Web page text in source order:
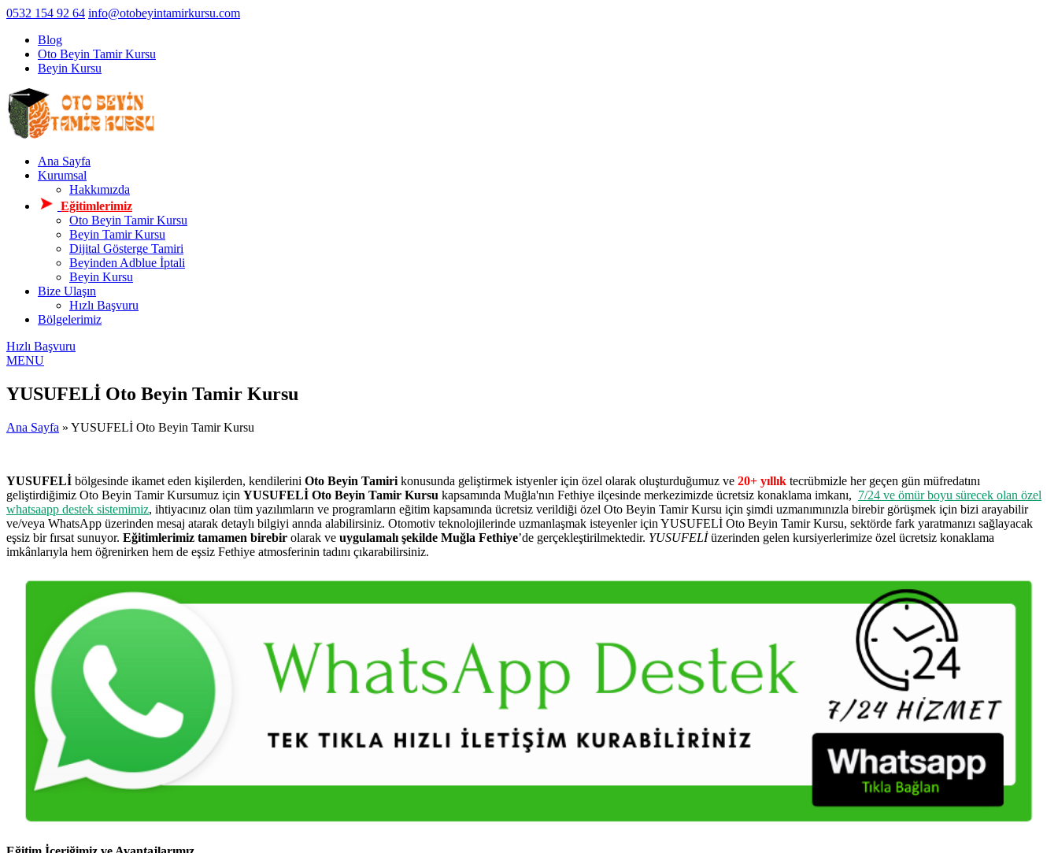
0532 154 92 64 info@otobeyintamirkursu.com
Blog
Oto Beyin Tamir Kursu
Beyin Kursu
Ana Sayfa
Kurumsal
Hakkımızda
Eğitimlerimiz
Oto Beyin Tamir Kursu
Beyin Tamir Kursu
Dijital Gösterge Tamiri
Beyinden Adblue İptali
Beyin Kursu
Bize Ulaşın
Hızlı Başvuru
Bölgelerimiz
Hızlı Başvuru
MENU
YUSUFELİ Oto Beyin Tamir Kursu
Ana Sayfa » YUSUFELİ Oto Beyin Tamir Kursu
YUSUFELİ bölgesinde ikamet eden kişilerden, kendilerini Oto Beyin Tamiri konusunda geliştirmek istyenler için özel olarak oluşturduğumuz ve 20+ yıllık tecrübmizle her geçen gün müfredatını
geliştirdiğimiz Oto Beyin Tamir Kursumuz için YUSUFELİ Oto Beyin Tamir Kursu kapsamında Muğla'nın Fethiye ilçesinde merkezimizde ücretsiz konaklama imkanı, 7/24 ve ömür boyu sürecek olan özel
whatsaapp destek sistemimiz, ihtiyacınız olan tüm yazılımların ve programların eğitim kapsamında ücretsiz verildiği özel Oto Beyin Tamir Kursu için şimdi uzmanımınızla birebir görüşmek için bizi arayabilir
ve/veya WhatsApp üzerinden mesaj atarak detaylı bilgiyi annda alabilirsiniz. Otomotiv teknolojilerinde uzmanlaşmak isteyenler için YUSUFELİ Oto Beyin Tamir Kursu, sektörde fark yaratmanızı sağlayacak
eşsiz bir fırsat sunuyor. Eğitimlerimiz tamamen birebir olarak ve uygulamalı şekilde Muğla Fethiye’de gerçekleştirilmektedir. YUSUFELİüzerinden gelen kursiyerlerimize özel ücretsiz konaklama
imkânlarıyla hem öğrenirken hem de eşsiz Fethiye atmosferinin tadını çıkarabilirsiniz.